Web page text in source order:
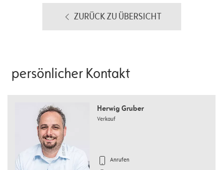
ZURÜCK ZU ÜBERSICHT
persönlicher Kontakt
Herwig Gruber
Verkauf
Anrufen